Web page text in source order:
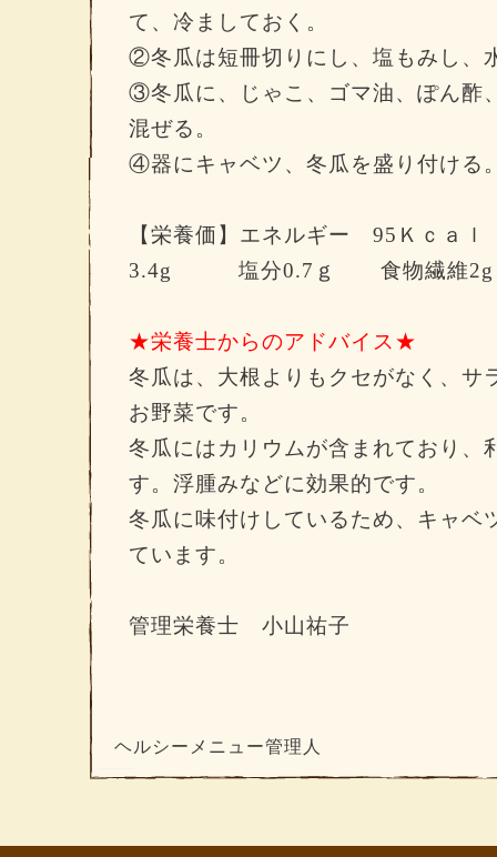
て、冷ましておく。
②冬瓜は短冊切りにし、塩もみし、
③冬瓜に、じゃこ、ゴマ油、ぽん酢
混ぜる。
④器にキャベツ、冬瓜を盛り付ける
【栄養価】エネルギー 95Ｋｃａ
3.4g 塩分0.7ｇ 食物繊維2g
★栄養士からのアドバイス★
冬瓜は、大根よりもクセがなく、サ
お野菜です。
冬瓜にはカリウムが含まれており、
す。浮腫みなどに効果的です。
冬瓜に味付けしているため、キャベ
ています。
管理栄養士 小山祐子
ヘルシーメニュー管理人